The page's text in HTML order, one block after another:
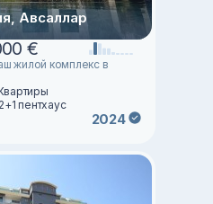
Авсаллар
€
жилой комплекс в
пентхаус
2024